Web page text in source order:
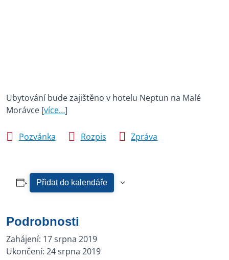
Ubytování bude zajištěno v hotelu Neptun na Malé
Morávce [více…]
Pozvánka Rozpis Zpráva
Přidat do kalendáře
Podrobnosti
Zahájení: 17 srpna 2019
Ukončení: 24 srpna 2019